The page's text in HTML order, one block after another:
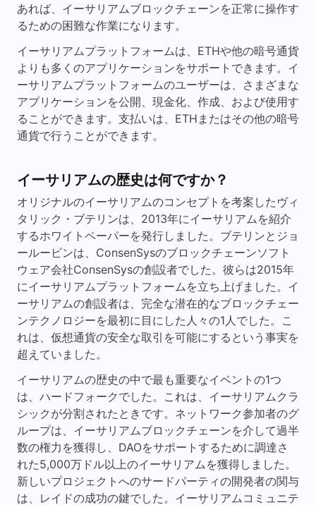
あれば、イーサリアムブロックチェーンを正常に操作す
るための困難な作業になります。
イーサリアムプラットフォームは、ETHや他の暗号通貨
よりも多くのアプリケーションをサポートできます。イ
ーサリアムプラットフォームのユーザーは、さまざまな
アプリケーションを公開、現金化、作成、および使用す
ることができます。支払いは、ETHまたはその他の暗号
通貨で行うことができます。
イーサリアムの歴史は何ですか？
オリジナルのイーサリアムのコンセプトを考案したヴィ
タリック・ブテリンは、2013年にイーサリアムを紹介
するホワイトペーパーを発行しました。ブテリンとジョ
ールービンは、ConsenSysのブロックチェーンソフト
ウェア会社ConsenSysの創設者でした。彼らは2015年
にイーサリアムプラットフォームを立ち上げました。イ
ーサリアムの創設者は、完全な潜在的なブロックチェー
ンテクノロジーを最初に目にした人々の1人でした。こ
れは、仮想通貨の安全な取引を可能にするという事実を
超えていました。
イーサリアムの歴史の中で最も重要なイベントの1つ
は、ハードフォークでした。これは、イーサリアムクラ
シックが分割されたときです。ネットワーク参加者のグ
ループは、イーサリアムブロックチェーンを介して過半
数の権力を獲得し、DAOをサポートするために調達さ
れた5,000万ドル以上のイーサリアムを獲得しました。
新しいプロジェクトへのサードパーティの開発者の関与
は、レイドの成功の鍵でした。イーサリアムコミュニテ